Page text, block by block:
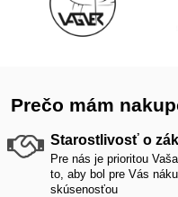
Prečo mám
Starostlivosť o
Pre nás je prioritou
to, aby bol pre Vás
skúsenosťou